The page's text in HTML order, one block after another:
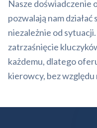
Nasze doświadczenie
pozwalają nam
niezależnie od
zatrzaśnięcie
każdemu, dlatego
kierowcy, bez względu